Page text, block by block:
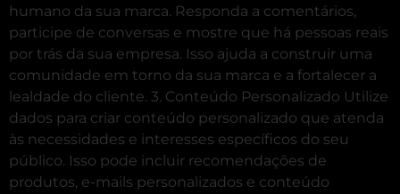
humano da sua marca. Responda a comentários,
participe de conversas e mostre que há pessoas reais
por trás da sua empresa. Isso ajuda a construir uma
comunidade em torno da sua marca e a fortalecer a
lealdade do cliente. 3. Conteúdo Personalizado Utilize
dados para criar conteúdo personalizado que atenda
às necessidades e interesses específicos do seu
público. Isso pode incluir recomendações de
produtos, e-mails personalizados e conteúdo